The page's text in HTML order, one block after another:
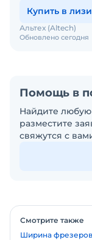
Купить в
Обновлено сегодня
Альтех (Altech)
Помощь в
Найдите
разместите
свяжутся с
Смотрите также
Ширина